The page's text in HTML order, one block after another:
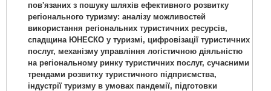
пов'язаних з пошуку шляхів ефективного розвитку
регіонального туризму: аналізу можливостей
використання регіональних туристичних ресурсів,
спадщина ЮНЕСКО у туризмі, цифровізації туристичних
послуг, механізму управління логістичною діяльністю
на регіональному ринку туристичних послуг, сучасними
трендами розвитку туристичного підприємства,
індустрії туризму в умовах пандемії, підготовки